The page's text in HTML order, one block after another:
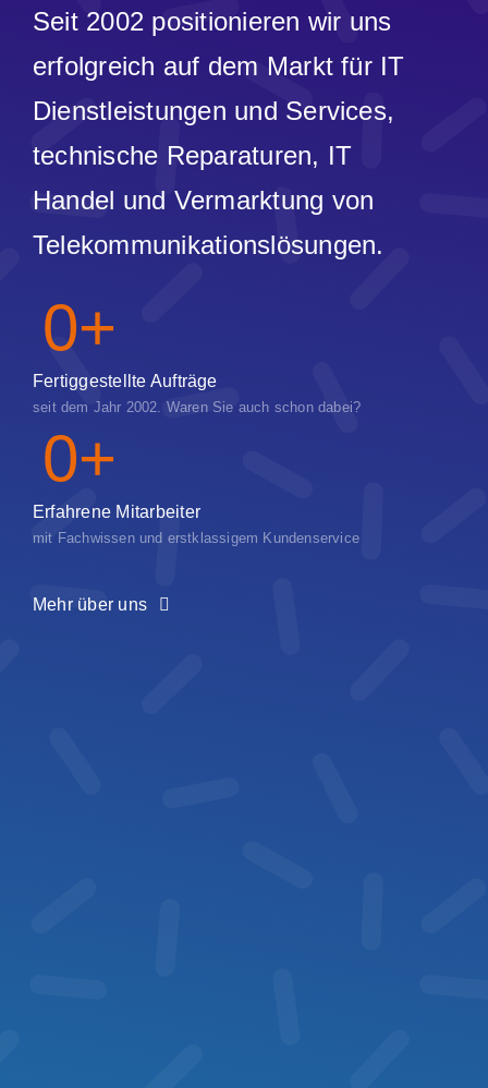
Seit 2002 positionieren wir uns
erfolgreich auf dem Markt für IT
Dienstleistungen und Services,
technische Reparaturen, IT
Handel und Vermarktung von
Telekommunikationslösungen.
0+
Fertiggestellte Aufträge
seit dem Jahr 2002. Waren Sie auch schon dabei?
0+
Erfahrene Mitarbeiter
mit Fachwissen und erstklassigem Kundenservice
Mehr über uns